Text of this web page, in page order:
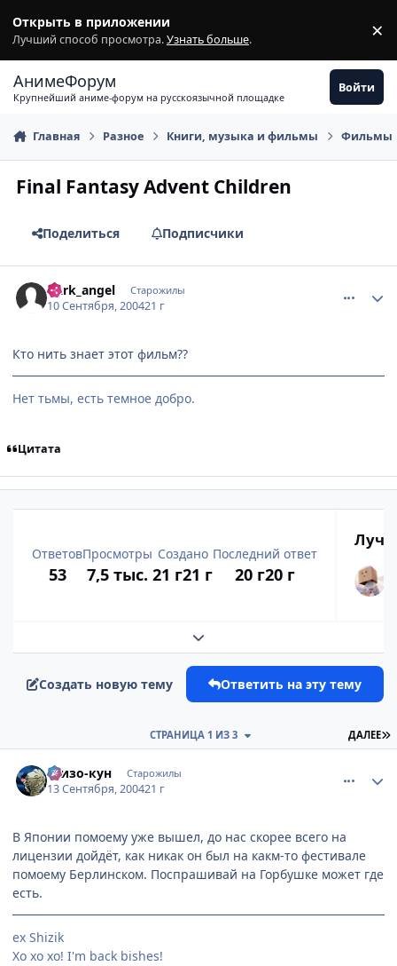
Открыть в приложении
Лучший способ просмотра.Узнать больше. ×
АнимеФорум
Крупнейший аниме-форум на русскоязычной площадке
Войти
Главная Разное Книги, музыка и фильмы Фильмы
Final Fantasy Advent Children
Поделиться Подписчики
Dark_angel Старожилы
10 Сентября, 200421 г
Кто нить знает этот фильм??
Нет тьмы, есть темное добро.
Цитата
Ответов
53
Просмотры
7,5 тыс.
Создано
21 г21 г
Последний ответ
20 г20 г
Развернуть обзор темы
Создать новую тему Ответить на эту тему
ДАЛЕЕ
СТРАНИЦА 1 ИЗ 3
Шизо-кун Старожилы
13 Сентября, 200421 г
В Японии помоему уже вышел, до нас скорее всего на
лицензии дойдёт, как никак он был на какм-то фестивале
помоему Берлинском. Поспрашивай на Горбушке может где
есть.
ex Shizik
Хо хо хо! I'm back bishes!